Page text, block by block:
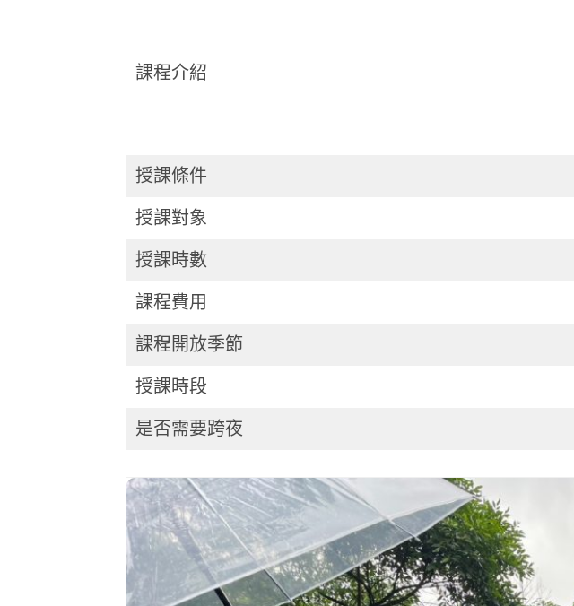
課程介紹
授課條件
授課對象
授課時數
課程費用
課程開放季節
授課時段
是否需要跨夜